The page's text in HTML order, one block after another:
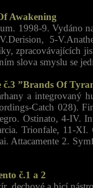
Awakening
1998-9. Vydáno
5-
zpracovávajících
slova smyslu se
č.3 ”Brands Of
a integrovaný
Catch 028).
Ostinato, 4-IV.
Trionfale, 11-XI.
Attacamente 2.
č.1 a 2